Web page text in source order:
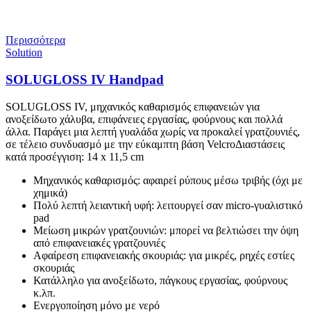
Περισσότερα
Solution
SOLUGLOSS IV Handpad
SOLUGLOSS IV, μηχανικός καθαρισμός επιφανειών για
ανοξείδωτο χάλυβα, επιφάνειες εργασίας, φούρνους και πολλά
άλλα. Παράγει μια λεπτή γυαλάδα χωρίς να προκαλεί γρατζουνιές,
σε τέλειο συνδυασμό με την εύκαμπτη βάση VelcroΔιαστάσεις
κατά προσέγγιση: 14 x 11,5 cm
Μηχανικός καθαρισμός: αφαιρεί ρύπους μέσω τριβής (όχι με
χημικά)
Πολύ λεπτή λειαντική υφή: λειτουργεί σαν micro-γυαλιστικό
pad
Μείωση μικρών γρατζουνιών: μπορεί να βελτιώσει την όψη
από επιφανειακές γρατζουνιές
Αφαίρεση επιφανειακής σκουριάς: για μικρές, ρηχές εστίες
σκουριάς
Κατάλληλο για ανοξείδωτο, πάγκους εργασίας, φούρνους
κ.λπ.
Ενεργοποίηση μόνο με νερό